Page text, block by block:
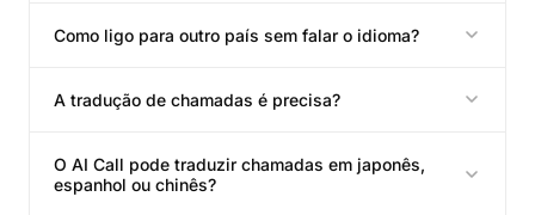
Como ligo para outro país sem falar o idioma?
A tradução de chamadas é precisa?
O AI Call pode traduzir chamadas em japonês,
espanhol ou chinês?